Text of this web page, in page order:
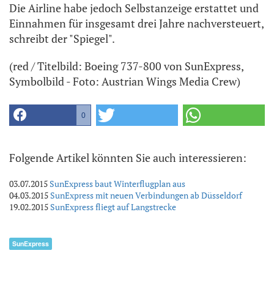
Die Airline habe jedoch Selbstanzeige erstattet und
Einnahmen für insgesamt drei Jahre nachversteuert,
schreibt der "Spiegel".
(red / Titelbild: Boeing 737-800 von SunExpress,
Symbolbild - Foto: Austrian Wings Media Crew)
0
Folgende Artikel könnten Sie auch interessieren:
03.07.2015 SunExpress baut Winterflugplan aus
04.03.2015 SunExpress mit neuen Verbindungen ab Düsseldorf
19.02.2015 SunExpress fliegt auf Langstrecke
SunExpress